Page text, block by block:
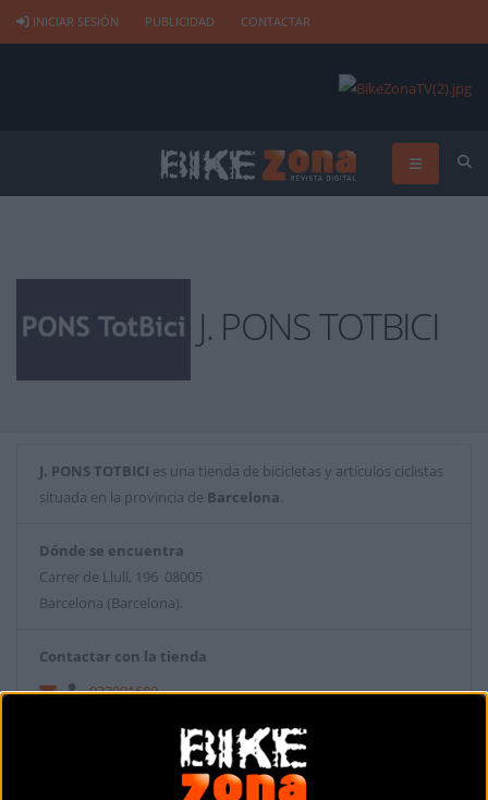
INICIAR SESIÓN PUBLICIDAD CONTACTAR
J. PONS TOTBICI
J. PONS TOTBICI es una tienda de bicicletas y artículos ciclistas
situada en la provincia de Barcelona.
Dónde se encuentra
Carrer de Llull, 196 08005
Barcelona (Barcelona).
Contactar con la tienda
933091689
Web y RRSS de la tienda